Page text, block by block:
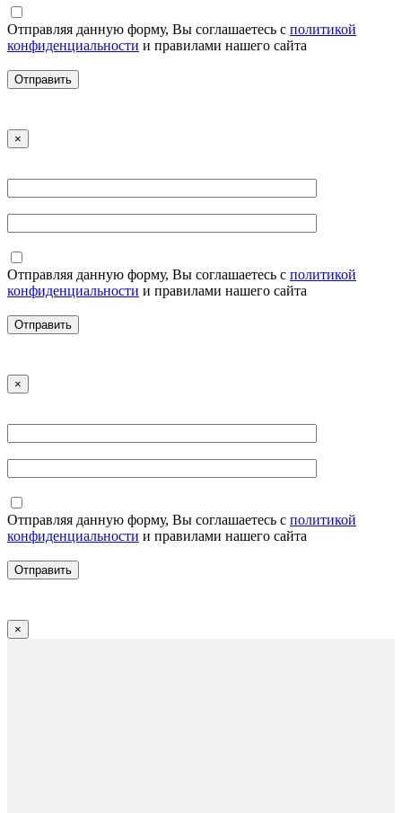
Отправляя данную форму, Вы соглашаетесь с политикой
конфиденциальности и правилами нашего сайта
×
Отправляя данную форму, Вы соглашаетесь с политикой
конфиденциальности и правилами нашего сайта
×
Отправляя данную форму, Вы соглашаетесь с политикой
конфиденциальности и правилами нашего сайта
×